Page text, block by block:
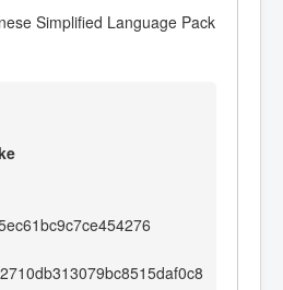
Simplified Language Pack